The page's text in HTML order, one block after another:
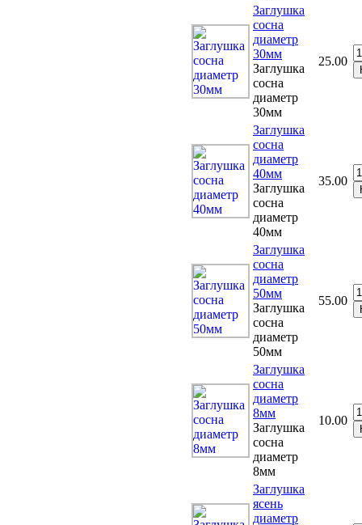
Заглушка
сосна
диаметр
30мм
Заглушка
сосна
диаметр
30мм
25.00
Заглушка
сосна
диаметр
40мм
Заглушка
сосна
диаметр
40мм
35.00
Заглушка
сосна
диаметр
50мм
Заглушка
сосна
диаметр
50мм
55.00
Заглушка
сосна
диаметр
8мм
Заглушка
сосна
диаметр
8мм
10.00
Заглушка
ясень
диаметр